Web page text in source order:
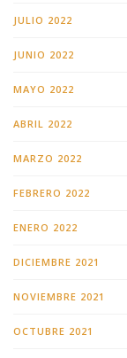
JULIO 2022
JUNIO 2022
MAYO 2022
ABRIL 2022
MARZO 2022
FEBRERO 2022
ENERO 2022
DICIEMBRE 2021
NOVIEMBRE 2021
OCTUBRE 2021